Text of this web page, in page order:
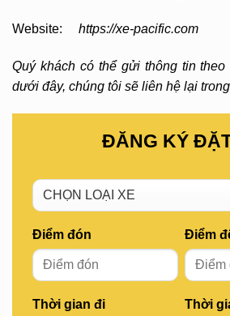
Website: https://xe-pacific.com
Quý khách có thể gửi thông tin
dưới đây, chúng tôi sẽ liên hệ lại
ĐĂNG KÝ
Điểm đón
Thời gian đi
Điểm
Thời